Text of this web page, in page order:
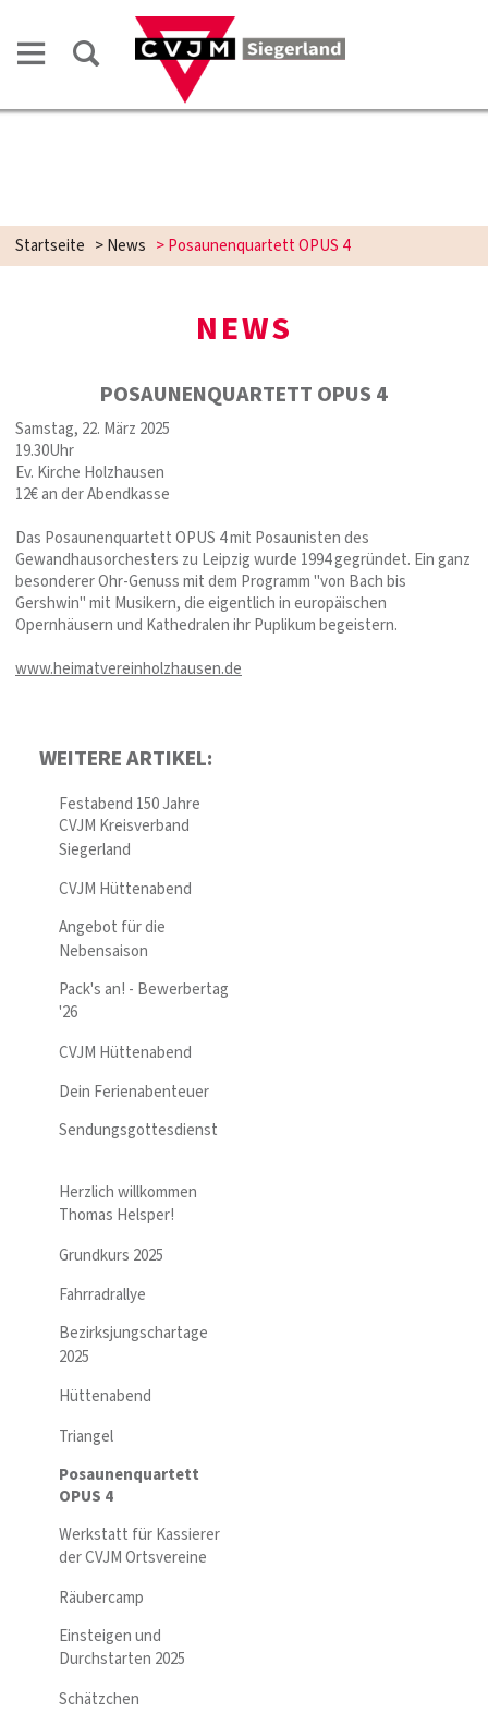
Startseite >News >Posaunenquartett OPUS 4
NEWS
POSAUNENQUARTETT OPUS 4
Samstag, 22. März 2025
19.30Uhr
Ev. Kirche Holzhausen
12€ an der Abendkasse
Das Posaunenquartett OPUS 4 mit Posaunisten des
Gewandhausorchesters zu Leipzig wurde 1994 gegründet. Ein ganz
besonderer Ohr-Genuss mit dem Programm "von Bach bis
Gershwin" mit Musikern, die eigentlich in europäischen
Opernhäusern und Kathedralen ihr Puplikum begeistern.
www.heimatvereinholzhausen.de
WEITERE ARTIKEL:
Festabend 150 Jahre
CVJM Kreisverband
Siegerland
CVJM Hüttenabend
Angebot für die
Nebensaison
Pack's an! - Bewerbertag
'26
CVJM Hüttenabend
Dein Ferienabenteuer
Sendungsgottesdienst
Herzlich willkommen
Thomas Helsper!
Grundkurs 2025
Fahrradrallye
Bezirksjungschartage
2025
Hüttenabend
Triangel
Posaunenquartett
OPUS 4
Werkstatt für Kassierer
der CVJM Ortsvereine
Räubercamp
Einsteigen und
Durchstarten 2025
Schätzchen